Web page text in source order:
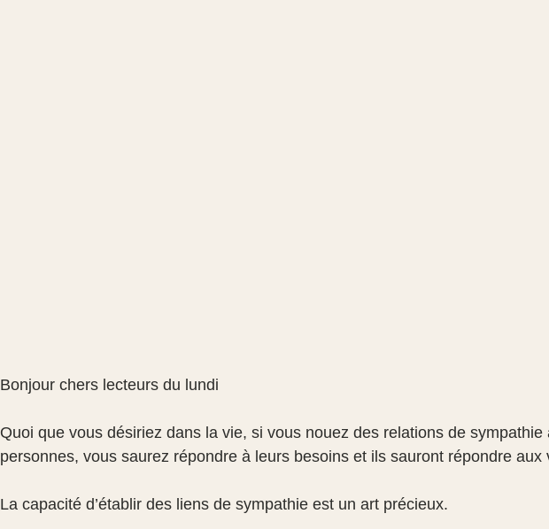
Bonjour chers lecteurs du lundi
Quoi que vous désiriez dans la vie, si vous nouez des relations de sympathie
personnes, vous saurez répondre à leurs besoins et ils sauront répondre aux
La capacité d’établir des liens de sympathie est un art précieux.